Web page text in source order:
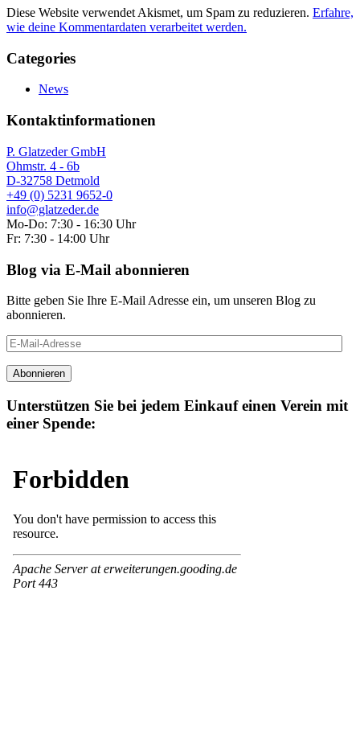
Diese Website verwendet Akismet, um Spam zu reduzieren. Erfahre,
wie deine Kommentardaten verarbeitet werden.
Categories
News
Kontaktinformationen
P. Glatzeder GmbH
Ohmstr. 4 - 6b
D-32758 Detmold
+49 (0) 5231 9652-0
info@glatzeder.de
Mo-Do: 7:30 - 16:30 Uhr
Fr: 7:30 - 14:00 Uhr
Blog via E-Mail abonnieren
Bitte geben Sie Ihre E-Mail Adresse ein, um unseren Blog zu
abonnieren.
E-
Mail-
Adresse
Abonnieren
Unterstützen Sie bei jedem Einkauf einen Verein mit
einer Spende: